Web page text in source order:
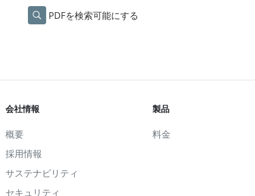
PDFを検索可能にする
会社情報
概要
採用情報
サステナビリティ
セキュリティ
製品
料金